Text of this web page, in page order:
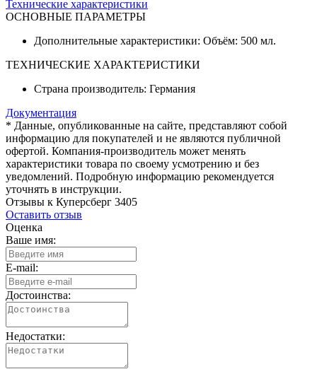
Технические характеристики
ОСНОВНЫЕ ПАРАМЕТРЫ
Дополнительные характеристики: Объём: 500 мл.
ТЕХНИЧЕСКИЕ ХАРАКТЕРИСТИКИ
Страна производитель: Германия
Документация
* Данные, опубликованные на сайте, представляют собой
информацию для покупателей и не являются публичной
офертой. Компания-производитель может менять
характеристики товара по своему усмотрению и без
уведомлений. Подробную информацию рекомендуется
уточнять в инструкции.
Отзывы к Куперсберг 3405
Оставить отзыв
Оценка
Ваше имя:
E-mail:
Достоинства:
Недостатки: